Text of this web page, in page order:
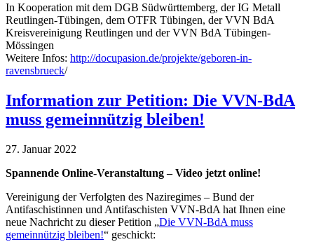
In Kooperation mit dem DGB Südwürttemberg, der IG Metall
Reutlingen-Tübingen, dem OTFR Tübingen, der VVN BdA
Kreisvereinigung Reutlingen und der VVN BdA Tübingen-
Mössingen
Weitere Infos: http://docupasion.de/projekte/geboren-in-
ravensbrueck/
Information zur Petition: Die VVN-BdA
muss gemeinnützig bleiben!
27. Januar 2022
Spannende Online-Veranstaltung – Video jetzt online!
Vereinigung der Verfolgten des Naziregimes – Bund der
Antifaschistinnen und Antifaschisten VVN-BdA hat Ihnen eine
neue Nachricht zu dieser Petition „Die VVN-BdA muss
gemeinnützig bleiben!“ geschickt: